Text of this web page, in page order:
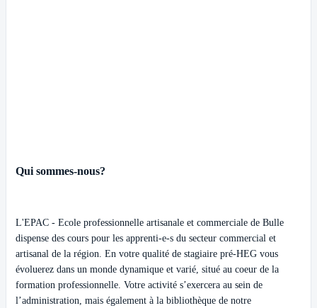
Qui sommes-nous?
L'EPAC - Ecole professionnelle artisanale et commerciale de Bulle
dispense des cours pour les apprenti-e-s du secteur commercial et
artisanal de la région. En votre qualité de stagiaire pré-HEG vous
évoluerez dans un monde dynamique et varié, situé au coeur de la
formation professionnelle. Votre activité s’exercera au sein de
l’administration, mais également à la bibliothèque de notre